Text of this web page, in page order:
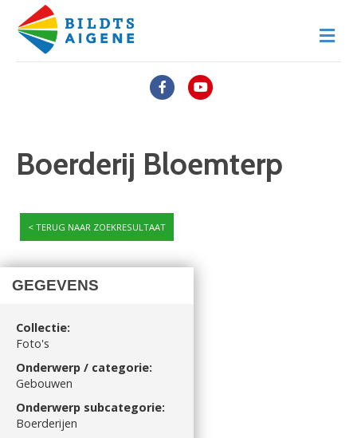
FacebookYoutube
Boerderij Bloemterp
TERUG NAAR ZOEKRESULTAAT
GEGEVENS
Collectie:
Foto's
Onderwerp / categorie:
Gebouwen
Onderwerp subcategorie:
Boerderijen